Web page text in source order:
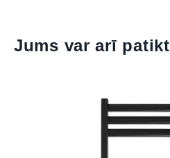
Jums var arī patikt